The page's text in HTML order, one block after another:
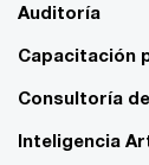
Auditoría
Capacitación
Consultoría
Inteligencia